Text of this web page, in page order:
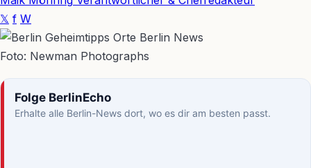
𝕏 f W
Foto: Newman Photographs
Folge BerlinEcho
Erhalte alle Berlin-News dort, wo es dir am besten passt.